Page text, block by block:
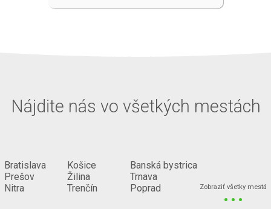
Nájdite nás vo všetkých mestách
Bratislava
Prešov
Nitra
Košice
Žilina
Trenčín
Banská bystrica
Trnava
Poprad
Zobraziť všetky mestá
...